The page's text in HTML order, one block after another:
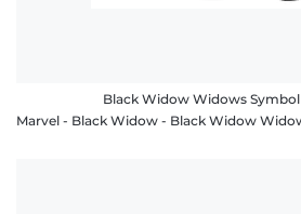
Black Widow Widows Symbol